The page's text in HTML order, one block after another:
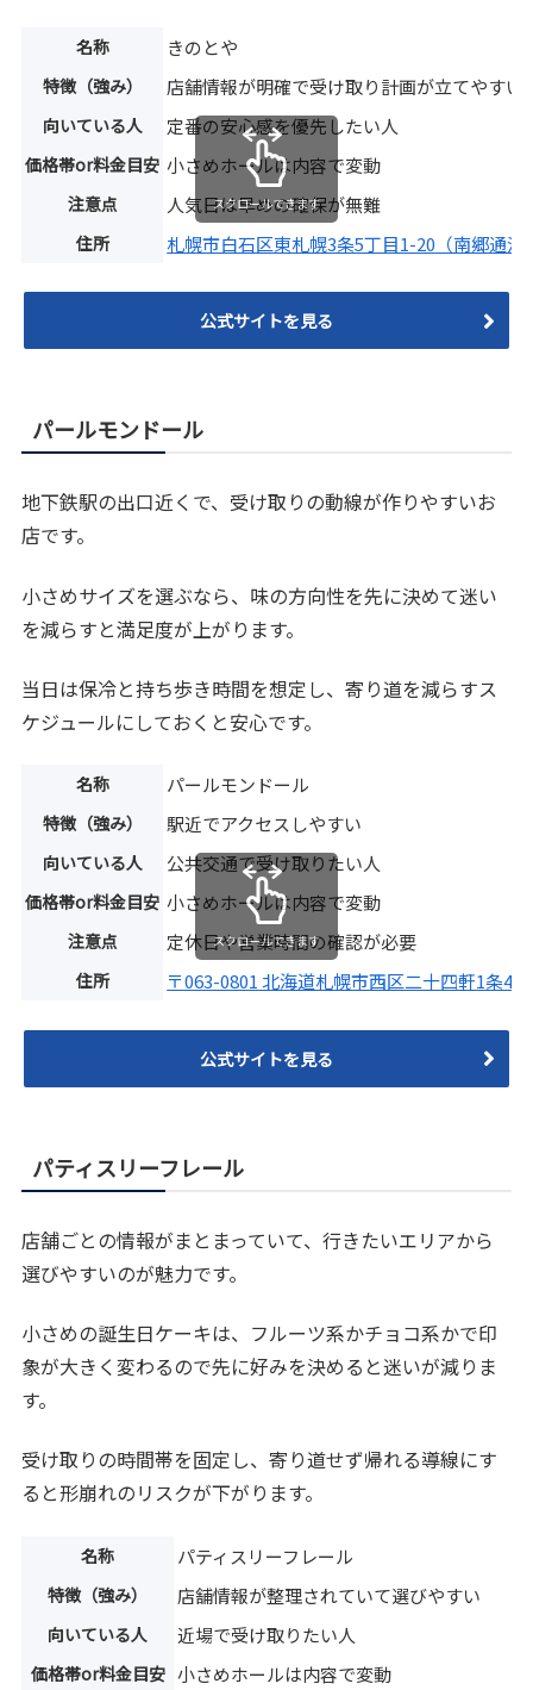
名称 きのとや
特徴（強み） 店舗情報が明確で受け取り計画が立てやすい
向いている人 定番の安心感を優先したい人
価格帯or料金目安 小さめホールは内容で変動
注意点 人気日は早めの確保が無難
住所 札幌市白石区東札幌3条5丁目1-20（南郷通沿
スクロールできます
公式サイトを見る
パールモンドール
地下鉄駅の出口近くで、受け取りの動線が作りやすいお
店です。
小さめサイズを選ぶなら、味の方向性を先に決めて迷い
を減らすと満足度が上がります。
当日は保冷と持ち歩き時間を想定し、寄り道を減らすス
ケジュールにしておくと安心です。
名称 パールモンドール
特徴（強み） 駅近でアクセスしやすい
向いている人 公共交通で受け取りたい人
価格帯or料金目安 小さめホールは内容で変動
注意点 定休日や営業時間の確認が必要
住所 〒063-0801 北海道札幌市西区二十四軒1条4
スクロールできます
公式サイトを見る
パティスリーフレール
店舗ごとの情報がまとまっていて、行きたいエリアから
選びやすいのが魅力です。
小さめの誕生日ケーキは、フルーツ系かチョコ系かで印
象が大きく変わるので先に好みを決めると迷いが減りま
す。
受け取りの時間帯を固定し、寄り道せず帰れる導線にす
ると形崩れのリスクが下がります。
名称 パティスリーフレール
特徴（強み） 店舗情報が整理されていて選びやすい
向いている人 近場で受け取りたい人
価格帯or料金目安 小さめホールは内容で変動